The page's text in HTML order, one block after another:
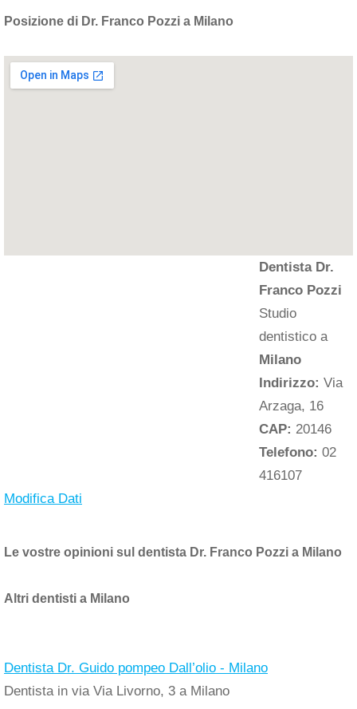
Posizione di Dr. Franco Pozzi a Milano
Dentista Dr.
Franco Pozzi
Studio
dentistico a
Milano
Indirizzo: Via
Arzaga, 16
CAP: 20146
Telefono: 02
416107
Modifica Dati
Le vostre opinioni sul dentista Dr. Franco Pozzi a Milano
Altri dentisti a Milano
Dentista Dr. Guido pompeo Dall’olio - Milano
Dentista in via Via Livorno, 3 a Milano